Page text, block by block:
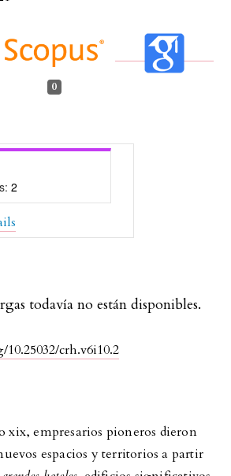
crh.v6i10.2
0
2
xix, empresarios pioneros dieron
espacios y territorios a partir
todavía no están disponibles.